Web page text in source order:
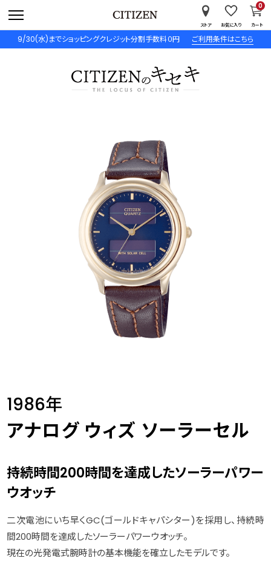
9/30(水)までショッピングクレジット分割手数料０円 ご利用条件はこちら
ストア お気に入り カート
0
1986年
アナログ ウィズ ソーラーセル
持続時間200時間を達成したソーラーパワー
ウオッチ
二次電池にいち早くGC(ゴールドキャパシター)を採用し、持続時
間200時間を達成したソーラーパワーウオッチ。
現在の光発電式腕時計の基本機能を確立したモデルです。